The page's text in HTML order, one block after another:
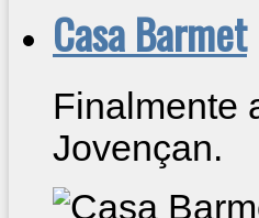
Casa Barmet
Finalmente
Jovençan.